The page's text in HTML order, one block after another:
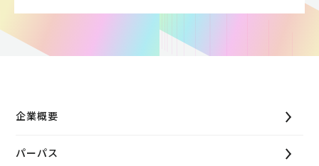
企業概要
パーパス